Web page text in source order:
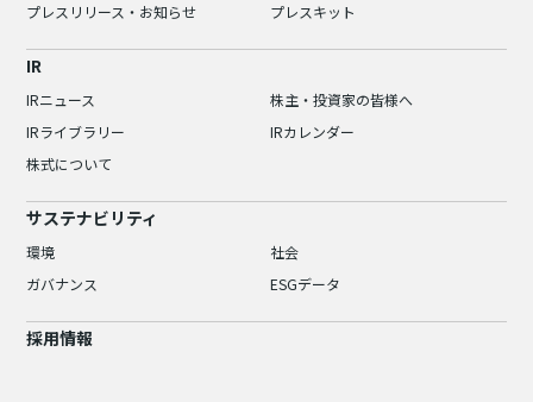
プレスリリース・お知らせ プレスキット
IR
IRニュース
株主・投資家の皆様へ
IRライブラリー
IRカレンダー
株式について
サステナビリティ
環境
社会
ガバナンス
ESGデータ
採用情報